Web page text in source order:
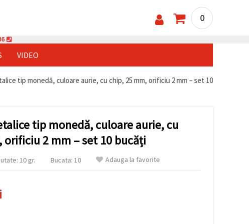
0
VIDEO
tip monedă, culoare aurie, cu chip, 25 mm, orificiu 2 mm – set 10
tip monedă, culoare aurie, cu
orificiu 2 mm – set 10 bucăți
10 gr. Bucata: 10 Adauga la favorite